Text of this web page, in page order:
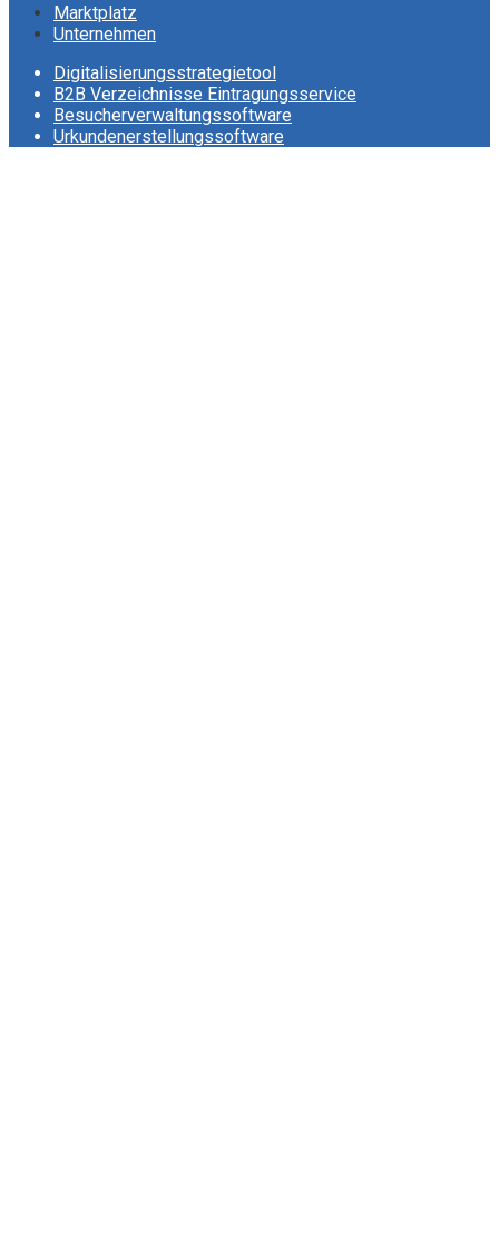
Marktplatz
Unternehmen
Digitalisierungsstrategietool
B2B Verzeichnisse Eintragungsservice
Besucherverwaltungssoftware
Urkundenerstellungssoftware